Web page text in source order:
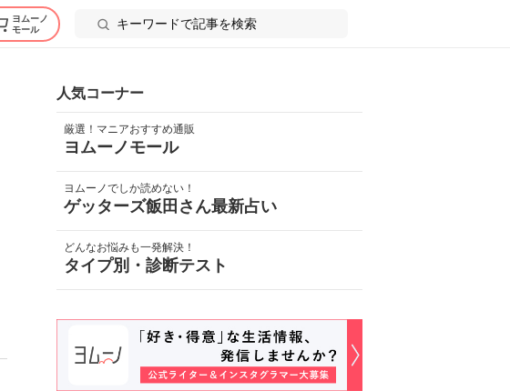
ヨムーノ
モール
人気コーナー
厳選！マニアおすすめ通販
ヨムーノモール
ヨムーノでしか読めない！
ゲッターズ飯田さん最新占い
どんなお悩みも一発解決！
タイプ別・診断テスト